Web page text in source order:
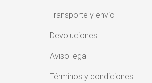
Transporte y envío
Devoluciones
Aviso legal
Términos y condiciones